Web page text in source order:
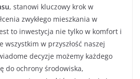
, stanowi kluczowy krok w
zwykłego mieszkania w
to inwestycja nie tylko w komfort i
wszystkim w przyszłość naszej
decyzje możemy każdego
do ochrony środowiska,